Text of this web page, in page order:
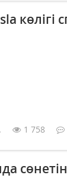
көлігі
1 758